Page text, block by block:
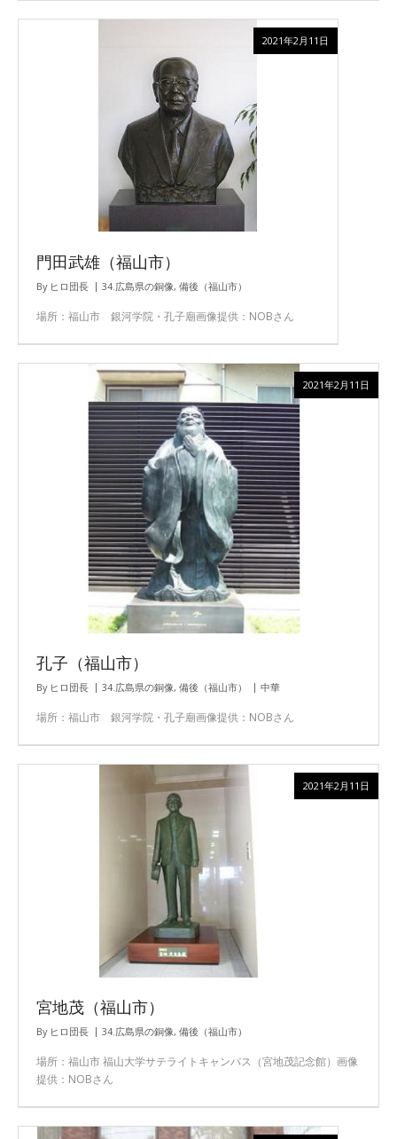
門田武雄（福山市）
By ヒロ団長 34.広島県の銅像, 備後（福山市）
場所：福山市 銀河学院・孔子廟画像提供：NOBさん
2021年2月11日
孔子（福山市）
By ヒロ団長 34.広島県の銅像, 備後（福山市） 中華
場所：福山市 銀河学院・孔子廟画像提供：NOBさん
2021年2月11日
宮地茂（福山市）
By ヒロ団長 34.広島県の銅像, 備後（福山市）
場所：福山市 福山大学サテライトキャンパス（宮地茂記念館）画像
提供：NOBさん
2021年2月11日